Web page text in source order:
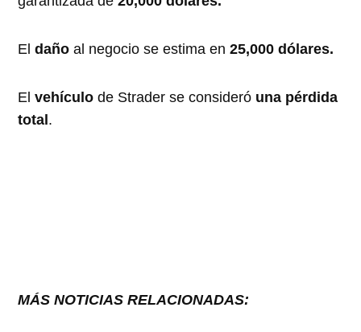
Eldaño al negocio se estima en 25,000 dólares.
Elvehículo de Strader se consideró una pérdida
total.
MÁS NOTICIAS RELACIONADAS: